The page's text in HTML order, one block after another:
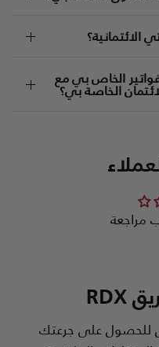
الخاصة بي؟
مراجعة
RDX
من 250000 شخص للحصول على جرعتك